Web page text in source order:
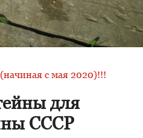
с мая 2020)!!!
для
СССР